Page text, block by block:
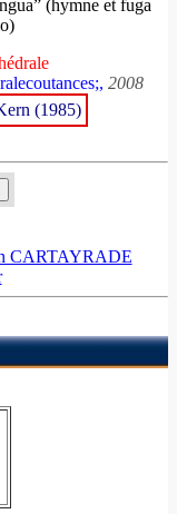
(hymne et fuga
2008
(1985)
CARTAYRADE